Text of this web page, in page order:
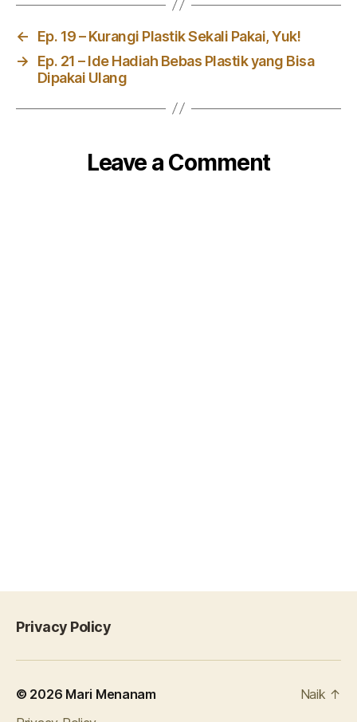
←
Ep. 19 – Kurangi Plastik Sekali Pakai, Yuk!
→
Ep. 21 – Ide Hadiah Bebas Plastik yang Bisa
Dipakai Ulang
Leave a Comment
Privacy Policy
© 2026 Mari Menanam
Naik ↑